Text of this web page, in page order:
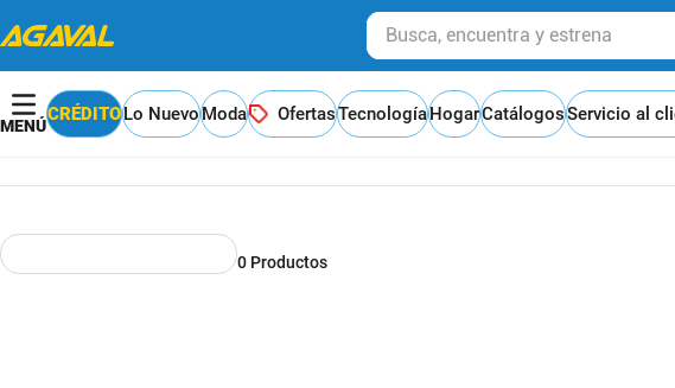
Busca, encuentra y estrena
CRÉDITOLo NuevoModa OfertasTecnologíaHogarCatálogosServicio al
0 Productos